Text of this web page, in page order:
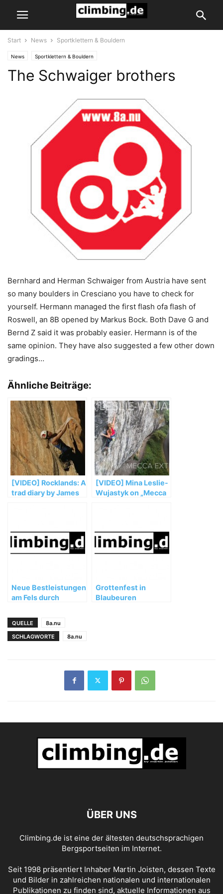
Start News Sportklettern & Bouldern
News Sportklettern & Bouldern
The Schwaiger brothers
Bernhard and Herman Schwaiger from Austria have sent
so many boulders in Cresciano you have to check for
yourself. Hermann managed the first flash ofa flash of
Roswell, an 8B opened by Markus Bock. Both Dave G and
Bernd Z said it was probably easier. Hermann is of the
same opinion. They have also suggested a few other down
gradings…
Ähnliche Beiträge:
[VIDEO] Rocklands: A
trad diary by James
[VIDEO] Mina Leslie-
Wujastyk on „Mecca
Neue Bestleistungen
am Fels durch
Bindhammer
Grottenfest in
Blaubeuren
QUELLE
8a.nu
SCHLAGWORTE
8a.nu
ÜBER UNS
Climbing.de ist eine der ältesten deutschsprachigen
Bergsportseiten im Internet.
Seit 1998 präsentiert Inhaber Martin Joisten, dessen Texte
und Bilder in zahlreichen nationalen und internationalen
Publikationen zu finden sind, aktuelle Informationen aus